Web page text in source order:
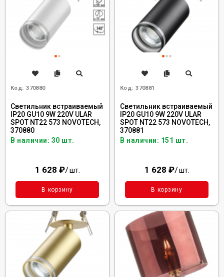
Код: 370880
Cветильник встраиваемый
IP20 GU10 9W 220V ULAR
SPOT NT22 573 NOVOTECH,
370880
В наличии: 30 шт.
1 628 ₽/шт.
В корзину
Код: 370881
Cветильник встраиваемый
IP20 GU10 9W 220V ULAR
SPOT NT22 573 NOVOTECH,
370881
В наличии: 151 шт.
1 628 ₽/шт.
В корзину